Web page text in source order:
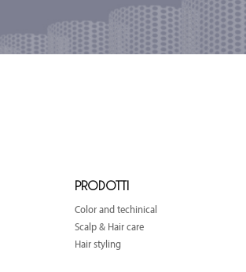
PRODOTTI
Color and techinical
Scalp & Hair care
Hair styling